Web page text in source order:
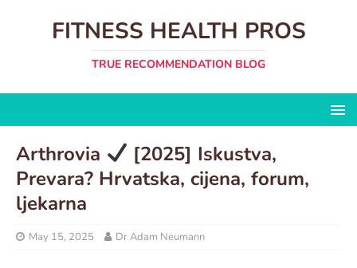
FITNESS HEALTH PROS
TRUE RECOMMENDATION BLOG
Arthrovia
[2025] Iskustva,
Prevara? Hrvatska, cijena, forum,
ljekarna
May 15, 2025 Dr Adam Neumann